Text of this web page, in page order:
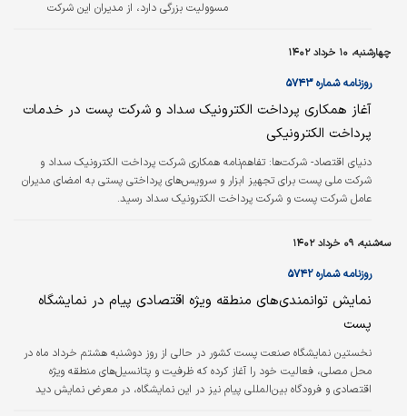
مسوولیت بزرگی دارد، از مدیران این شرکت
تجارت الکترونیک بر عهده دارد.» وی با اشاره به
پلتفرم‌های تجارت الکترونیکی داخلی، افزود: «با
وجود پلتفرم‌های…
چهارشنبه، ۱۰ خرداد ۱۴۰۲
روزنامه شماره ۵۷۴۳
آغاز همکاری پرداخت الکترونیک سداد و شرکت پست در خدمات
پرداخت الکترونیکی
دنیای اقتصاد- شرکت‌ها: تفاهم‌نامه همکاری شرکت پرداخت الکترونیک سداد و
شرکت ملی پست برای تجهیز ابزار و سرویس‌های پرداختی پستی به امضای مدیران
عامل شرکت پست و شرکت پرداخت الکترونیک سداد رسید.
سه‌شنبه، ۰۹ خرداد ۱۴۰۲
روزنامه شماره ۵۷۴۲
نمایش توانمندی‌های منطقه ویژه اقتصادی پیام در نمایشگاه
پست
نخستین نمایشگاه صنعت پست کشور در حالی از روز دوشنبه هشتم خرداد ماه در
محل مصلی، فعالیت خود را آغاز کرده‌‌‌ که ظرفیت و پتانسیل‌های منطقه ویژه
اقتصادی و فرودگاه بین‌المللی پیام نیز در این نمایشگاه، در معرض نمایش دید